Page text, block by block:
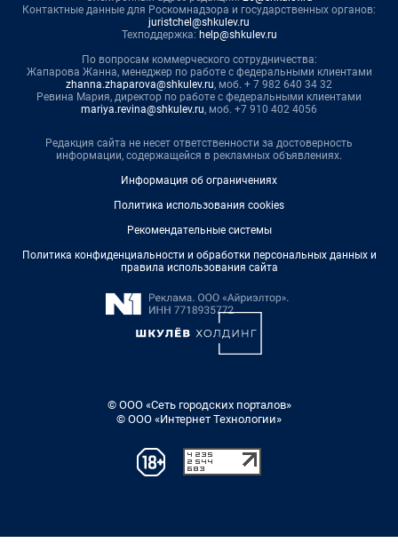
Контактные данные для Роскомнадзора и государственных органов:
juristchel@shkulev.ru
Техподдержка: help@shkulev.ru
По вопросам коммерческого сотрудничества:
Жапарова Жанна, менеджер по работе с федеральными клиентами
zhanna.zhaparova@shkulev.ru, моб. + 7 982 640 34 32
Ревина Мария, директор по работе с федеральными клиентами
mariya.revina@shkulev.ru, моб. +7 910 402 4056
Редакция сайта не несет ответственности за достоверность
информации, содержащейся в рекламных объявлениях.
Информация об ограничениях
Политика использования cookies
Рекомендательные системы
Политика конфиденциальности и обработки персональных данных и
правила использования сайта
© ООО «Сеть городских порталов»
© ООО «Интернет Технологии»